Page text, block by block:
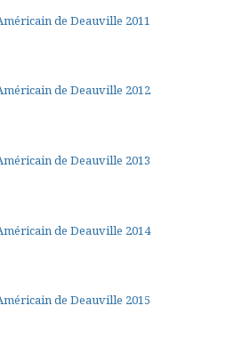
de Deauville 2011
de Deauville 2012
de Deauville 2013
de Deauville 2014
de Deauville 2015